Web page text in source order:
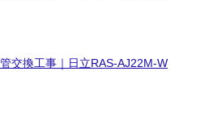
交換工事｜日立RAS-AJ22M-W